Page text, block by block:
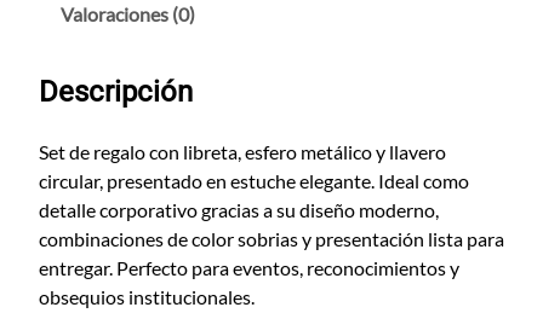
n
e
2
c
a
n
t
Valoraciones (0)
Descripción
Set de regalo con libreta, esfero metálico y llavero
circular, presentado en estuche elegante. Ideal como
detalle corporativo gracias a su diseño moderno,
combinaciones de color sobrias y presentación lista para
entregar. Perfecto para eventos, reconocimientos y
obsequios institucionales.